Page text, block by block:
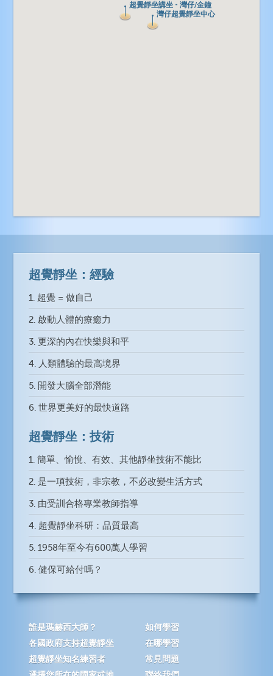
超覺靜坐講坐 - 灣仔/金鐘
灣仔超覺靜坐中心
超覺靜坐講坐 - 灣仔/金鐘
灣仔超覺靜坐中心
超覺靜坐：經驗
1. 超覺 = 做自己
2. 啟動人體的療癒力
3. 更深的內在快樂與和平
4. 人類體驗的最高境界
5. 開發大腦全部潛能
6. 世界更美好的最快道路
超覺靜坐：技術
1. 簡單、愉悅、有效、其他靜坐技術不能比
2. 是一項技術，非宗教，不必改變生活方式
3. 由受訓合格專業教師指導
4. 超覺靜坐科研：品質最高
5. 1958年至今有600萬人學習
6. 健保可給付嗎？
誰是瑪赫西大師？
各國政府支持超覺靜坐
超覺靜坐知名練習者
如何學習
在哪學習
常見問題